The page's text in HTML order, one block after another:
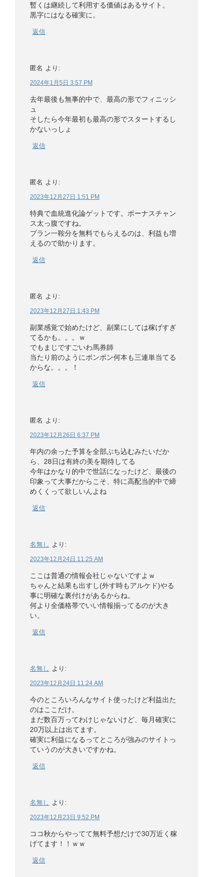
暫くは継続して利用する価値はあるサイト。
黒字にはなる確実に。
返信
匿名 より:
2024年1月5日 3:57 PM
去年最後も無事的中で、最高の形でフィニッシ
ュ
そしたら今年最初も最高の形でスタートするし
かないっしょ
返信
匿名 より:
2023年12月27日 1:51 PM
特典で血統進化論ゲットです。ボーナスチャン
ス太っ腹ですね。
プラン一鞍分を無料でもらえるのは、利益も増
えるので助かります。
返信
匿名 より:
2023年12月27日 1:43 PM
副業感覚で始めたけど、副業にしては稼げすぎ
てるかも。。。ｗ
でもまじですごいわ馬券師
当たり前のようにポンポン何本も三連単当てる
からな。。。！
返信
匿名 より:
2023年12月26日 6:37 PM
年内の余った予算を全部ぶち込むみたいだか
ら、28日は有終の美を期待してる
今年はかなり的中で世話になったけど、最後の
印象って大事だからこそ、特に高配当的中で締
めくくって欲しいんよね
返信
名無し より:
2023年12月24日 11:25 AM
ここは普通の情報会社じゃないですよｗ
ちゃんと結果も出すし(外す時もアルケド)やる
事に明確な裏付けがあるからね。
何より全価格帯でいい情報揃ってるのが大き
い。
返信
名無し より:
2023年12月24日 11:24 AM
今のところいろんなサイト使ったけど利益出た
のはここだけ。
まだ数百万ってわけじゃないけど、毎月確実に
20万以上は出てます。
確実に利益になるってところが強みのサイトっ
ていうのが大きいですかね。
返信
名無し より:
2023年12月23日 9:52 PM
ココ秋からやってて無料予想だけで30万近く稼
げてます！！ｗｗ
返信